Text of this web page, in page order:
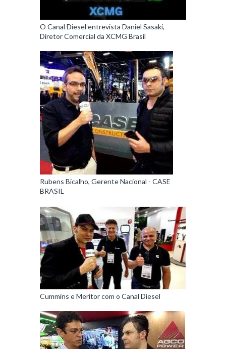
O Canal Diesel entrevista Daniel Sasaki,
Diretor Comercial da XCMG Brasil
Rubens Bicalho, Gerente Nacional - CASE
BRASIL
Cummins e Meritor com o Canal Diesel